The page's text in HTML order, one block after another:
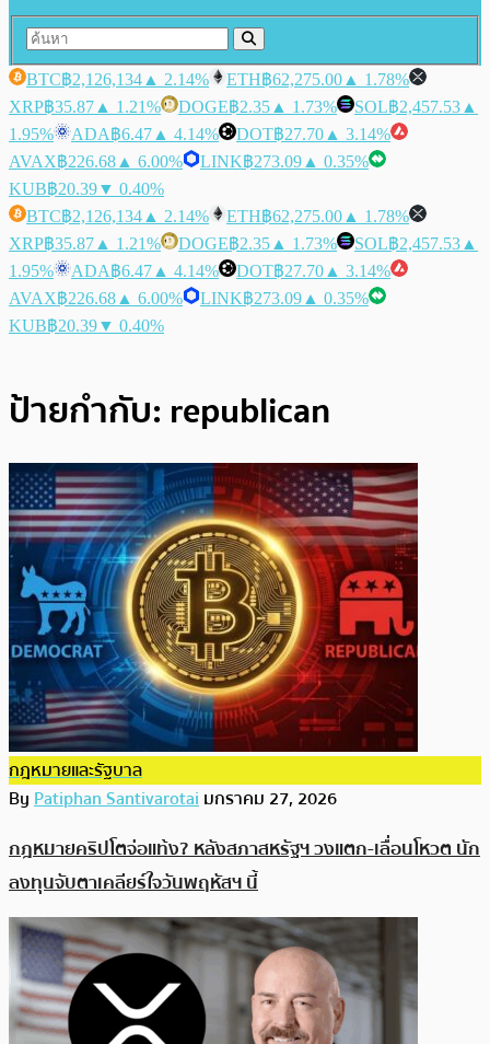
BTC฿2,126,134 ▲ 2.14% ETH฿62,275.00 ▲ 1.78%
XRP฿35.87 ▲ 1.21% DOGE฿2.35 ▲ 1.73% SOL฿2,457.53 ▲
1.95%
ADA฿6.47 ▲ 4.14% DOT฿27.70 ▲ 3.14%
AVAX฿226.68 ▲ 6.00% LINK฿273.09 ▲ 0.35%
KUB฿20.39▼ 0.40%
BTC฿2,126,134 ▲ 2.14% ETH฿62,275.00 ▲ 1.78%
XRP฿35.87 ▲ 1.21% DOGE฿2.35 ▲ 1.73% SOL฿2,457.53 ▲
1.95%
ADA฿6.47 ▲ 4.14% DOT฿27.70 ▲ 3.14%
AVAX฿226.68 ▲ 6.00% LINK฿273.09 ▲ 0.35%
KUB฿20.39▼ 0.40%
ป้ายกำกับ: republican
กฎหมายและรัฐบาล
ByPatiphan Santivarotaiมกราคม 27, 2026
กฎหมายคริปโตจ่อแท้ง? หลังสภาสหรัฐฯ วงแตก-เลื่อนโหวต นัก
ลงทุนจับตาเคลียร์ใจวันพฤหัสฯ นี้